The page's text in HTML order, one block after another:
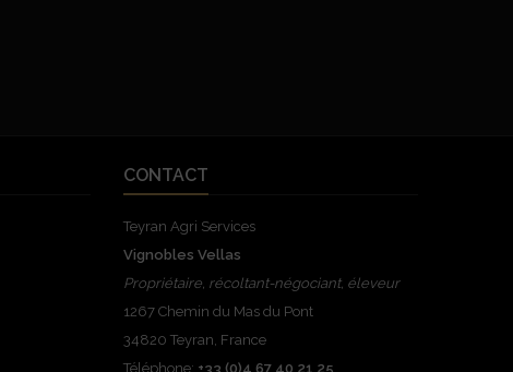
CONTACT
Teyran Agri Services
Vignobles Vellas
Propriétaire, récoltant-négociant, éleveur
1267 Chemin du Mas du Pont
34820 Teyran, France
Téléphone: +33 (0)4 67 40 21 25